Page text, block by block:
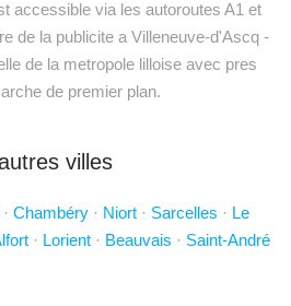
accessible via les autoroutes A1 et
de la publicite a Villeneuve-d'Ascq -
de la metropole lilloise avec pres
de premier plan.
villes
· Chambéry · Niort · Sarcelles · Le
· Lorient · Beauvais · Saint-André